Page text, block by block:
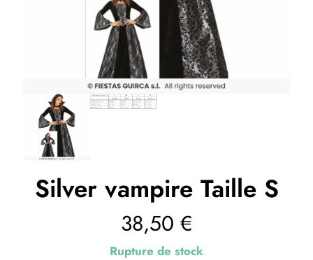
Silver vampire Taille S
38,50 €
Rupture de stock